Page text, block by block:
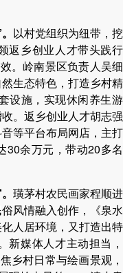
以村党组织为纽带，挖
返乡创业人才带头践行
。岭南景区负责人吴细
生态特色，打造乡村精
设施，实现休闲养生游
。返乡创业人才胡志强
等平台布局网店，主打
30余万元，带动20多名
璜茅村农民画家程顺进
风情融入创作，《泉水
人居环境，又打造出特
新媒体人才主动担当，
乡村日常与绘画景观，